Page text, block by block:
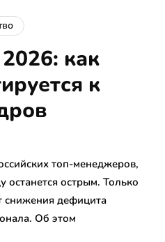
как
к
топ-менеджеров,
останется острым. Только
снижения дефицита
Об этом